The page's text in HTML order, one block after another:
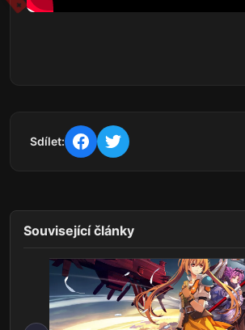
Sdílet:
Související články